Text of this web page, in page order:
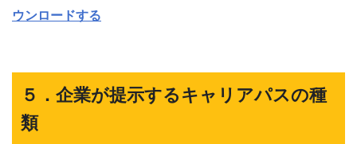
ウンロードする
５．企業が提示するキャリアパスの種
類